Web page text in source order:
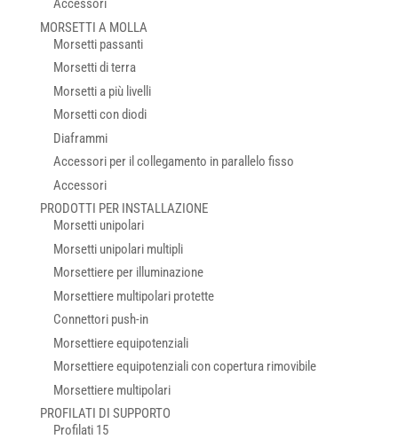
Accessori
MORSETTI A MOLLA
Morsetti passanti
Morsetti di terra
Morsetti a più livelli
Morsetti con diodi
Diaframmi
Accessori per il collegamento in parallelo fisso
Accessori
PRODOTTI PER INSTALLAZIONE
Morsetti unipolari
Morsetti unipolari multipli
Morsettiere per illuminazione
Morsettiere multipolari protette
Connettori push-in
Morsettiere equipotenziali
Morsettiere equipotenziali con copertura rimovibile
Morsettiere multipolari
PROFILATI DI SUPPORTO
Profilati 15